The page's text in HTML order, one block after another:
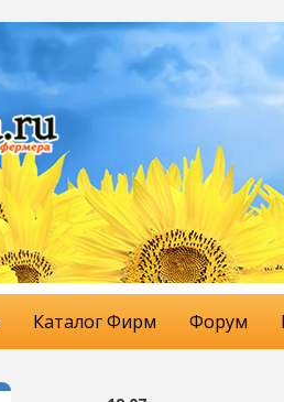
Каталог Фирм Форум